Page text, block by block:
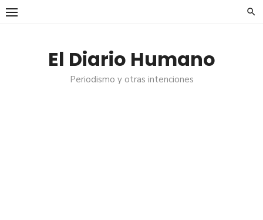
Saltar
El Diario Humano
Periodismo y otras intenciones